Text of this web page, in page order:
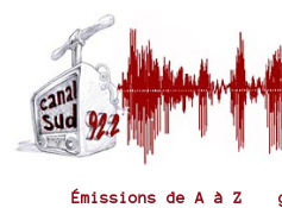
Émissions de A à Z